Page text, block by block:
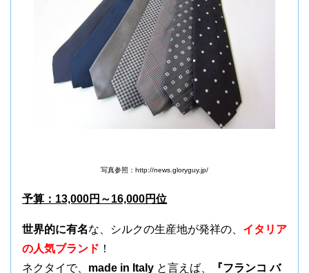
写真参照：http://news.gloryguy.jp/
予算：13,000円～16,000円位
世界的に有名な、シルクの生産地が発祥の、 イタリア
の人気ブランド ！
ネクタイで、 made in Italy と言えば、
『フランコ バ